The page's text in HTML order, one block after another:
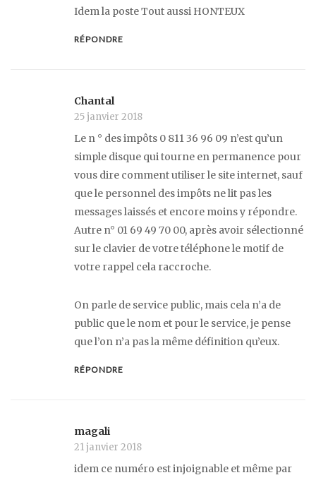
Idem la poste Tout aussi HONTEUX
RÉPONDRE
Chantal
25 janvier 2018
Le n ° des impôts 0 811 36 96 09 n’est qu’un
simple disque qui tourne en permanence pour
vous dire comment utiliser le site internet, sauf
que le personnel des impôts ne lit pas les
messages laissés et encore moins y répondre.
Autre n° 01 69 49 70 00, après avoir sélectionné
sur le clavier de votre téléphone le motif de
votre rappel cela raccroche.
On parle de service public, mais cela n’a de
public que le nom et pour le service, je pense
que l’on n’a pas la même définition qu’eux.
RÉPONDRE
magali
21 janvier 2018
idem ce numéro est injoignable et même par